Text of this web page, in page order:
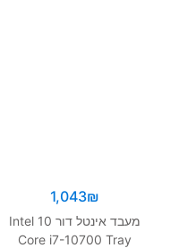
1,043₪
מעבד אינטל דור 10 Intel
Core i7-10700 Tray